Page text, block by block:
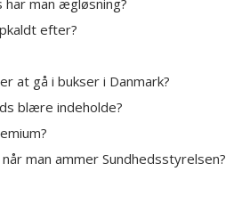
man ægløsning?
efter?
at gå i bukser i Danmark?
blære indeholde?
man ammer Sundhedsstyrelsen?